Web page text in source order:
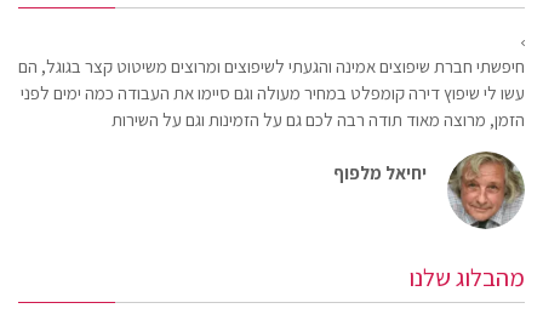
חיפשתי חברת שיפוצים אמינה והגעתי לשיפוצים ומרוצים משיטוט קצר בגוגל, הם
עשו לי שיפוץ דירה קומפלט במחיר מעולה וגם סיימו את העבודה כמה ימים לפני
הזמן, מרוצה מאוד תודה רבה לכם גם על הזמינות וגם על השירות
יחיאל מלפוף
מהבלוג שלנו